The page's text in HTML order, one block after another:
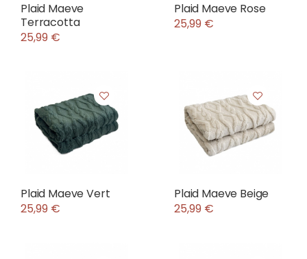
Plaid Maeve
Terracotta
25,99 €
Plaid Maeve Rose
25,99 €
Plaid Maeve Vert
25,99 €
Plaid Maeve Beige
25,99 €